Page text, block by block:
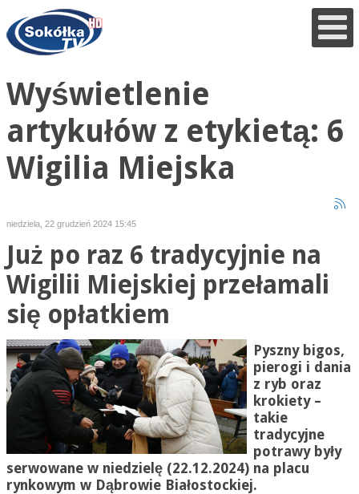
Wyświetlenie
artykułów z etykietą: 6
Wigilia Miejska
niedziela, 22 grudzień 2024 15:45
Już po raz 6 tradycyjnie na
Wigilii Miejskiej przełamali
się opłatkiem
Pyszny bigos,
pierogi i dania
z ryb oraz
krokiety –
takie
tradycyjne
potrawy były
serwowane w niedzielę (22.12.2024) na placu
rynkowym w Dąbrowie Białostockiej.